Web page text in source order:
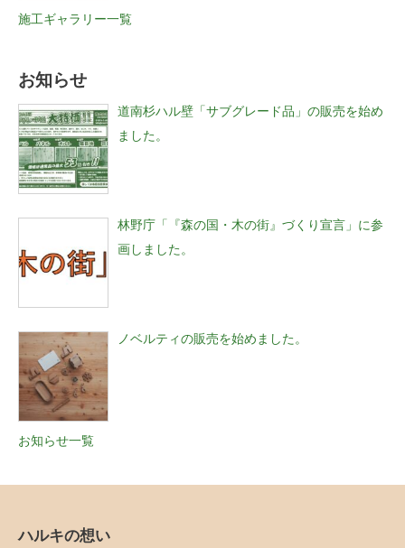
施工ギャラリー一覧
お知らせ
道南杉ハル壁「サブグレード品」の販売を始め
ました。
林野庁「『森の国・木の街』づくり宣言」に参
画しました。
ノベルティの販売を始めました。
お知らせ一覧
ハルキの想い